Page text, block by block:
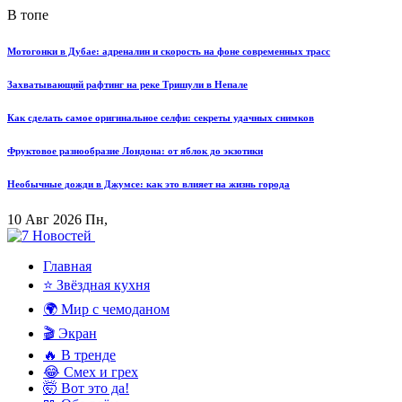
В топе
Мотогонки в Дубае: адреналин и скорость на фоне современных трасс
Захватывающий рафтинг на реке Тришули в Непале
Как сделать самое оригинальное селфи: секреты удачных снимков
Фруктовое разнообразие Лондона: от яблок до экзотики
Необычные дожди в Джумсе: как это влияет на жизнь города
10 Авг 2026 Пн,
Главная
⭐ Звёздная кухня
🌍 Мир с чемоданом
🎬 Экран
🔥 В тренде
😂 Смех и грех
🤯 Вот это да!